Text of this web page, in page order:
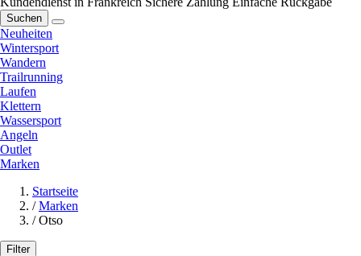
Suchen
Neuheiten
Wintersport
Wandern
Trailrunning
Laufen
Klettern
Wassersport
Angeln
Outlet
Marken
Startseite
/ Marken
/ Otso
Filter